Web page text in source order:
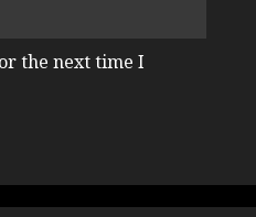
the next time I